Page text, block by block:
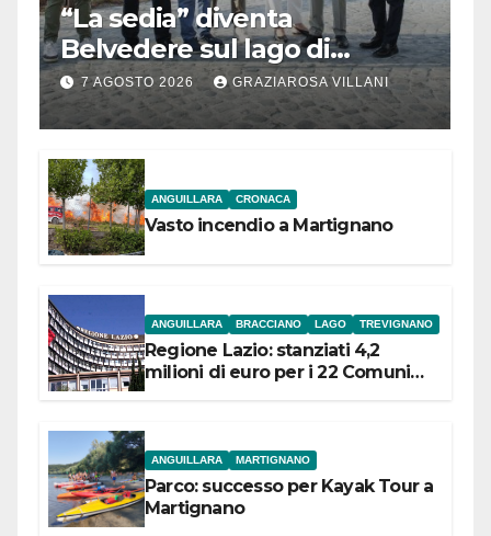
“La sedia” diventa
Belvedere sul lago di
Bracciano: ieri
l’inaugurazione
7 AGOSTO 2026 GRAZIAROSA VILLANI
ANGUILLARA CRONACA
Vasto incendio a Martignano
ANGUILLARA BRACCIANO LAGO TREVIGNANO
Regione Lazio: stanziati 4,2
milioni di euro per i 22 Comuni
ANGUILLARA MARTIGNANO
Parco: successo per Kayak Tour a
Martignano